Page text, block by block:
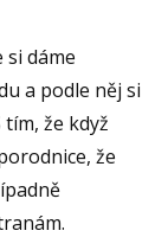
si dáme
a podle něj si
že když
že